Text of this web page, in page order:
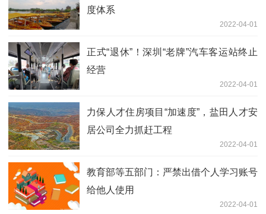
度体系
2022-04-01
正式“退休”！深圳“老牌”汽车客运站终止
经营
2022-04-01
力保人才住房项目“加速度”，盐田人才安
居公司全力抓赶工程
2022-04-01
教育部等五部门：严禁出借个人学习账号
给他人使用
2022-04-01